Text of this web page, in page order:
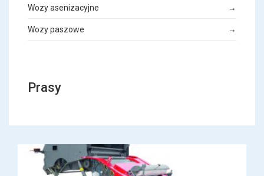
Wozy asenizacyjne →
Wozy paszowe →
Prasy